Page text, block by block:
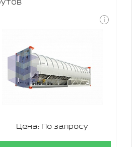
Цена: По запросу